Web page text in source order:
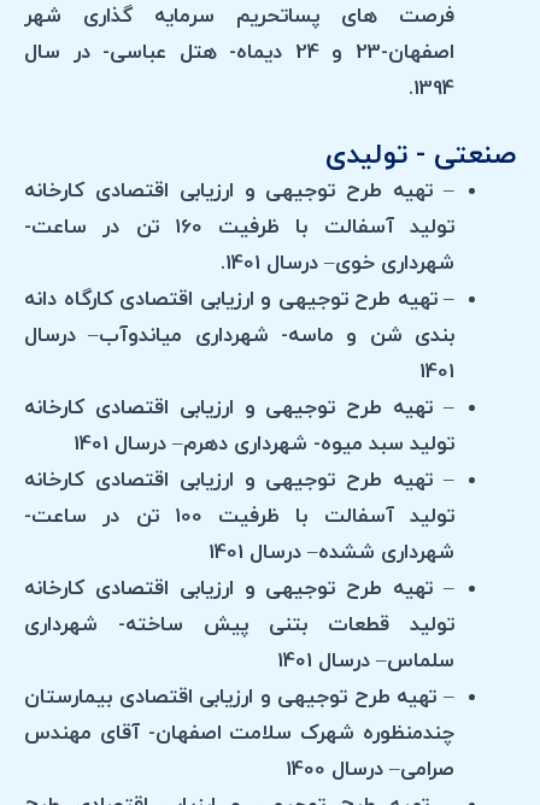
فرصت های پساتحریم سرمایه گذاری شهر
اصفهان-23 و 24 دیماه- هتل عباسی- در سال
1394.
صنعتی - تولیدی
– تهیه طرح توجیهی و ارزیابی اقتصادی کارخانه
تولید آسفالت با ظرفیت 160 تن در ساعت-
شهرداری خوی– درسال 1401.
– تهیه طرح توجیهی و ارزیابی اقتصادی کارگاه دانه
بندی شن و ماسه- شهرداری میاندوآب– درسال
1401
– تهیه طرح توجیهی و ارزیابی اقتصادی کارخانه
تولید سبد میوه- شهرداری دهرم– درسال 1401
– تهیه طرح توجیهی و ارزیابی اقتصادی کارخانه
تولید آسفالت با ظرفیت 100 تن در ساعت-
شهرداری ششده– درسال 1401
– تهیه طرح توجیهی و ارزیابی اقتصادی کارخانه
تولید قطعات بتنی پیش ساخته- شهرداری
سلماس– درسال 1401
– تهیه طرح توجیهی و ارزیابی اقتصادی بیمارستان
چندمنظوره شهرک سلامت اصفهان- آقای مهندس
صرامی– درسال 1400